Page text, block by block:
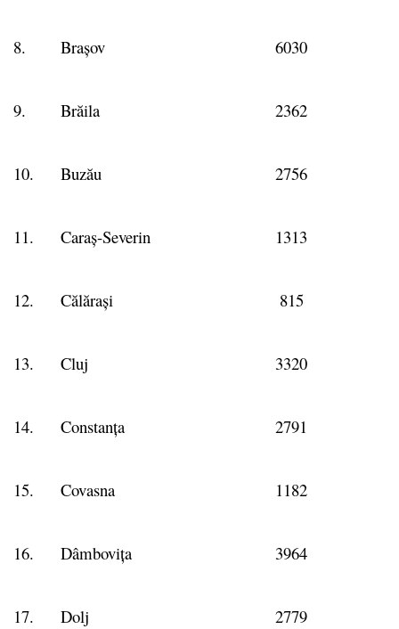
8. Brașov 6030
9. Brăila 2362
10. Buzău 2756
11. Caraș-Severin 1313
12. Călărași 815
13. Cluj 3320
14. Constanța 2791
15. Covasna 1182
16. Dâmbovița 3964
17. Dolj 2779